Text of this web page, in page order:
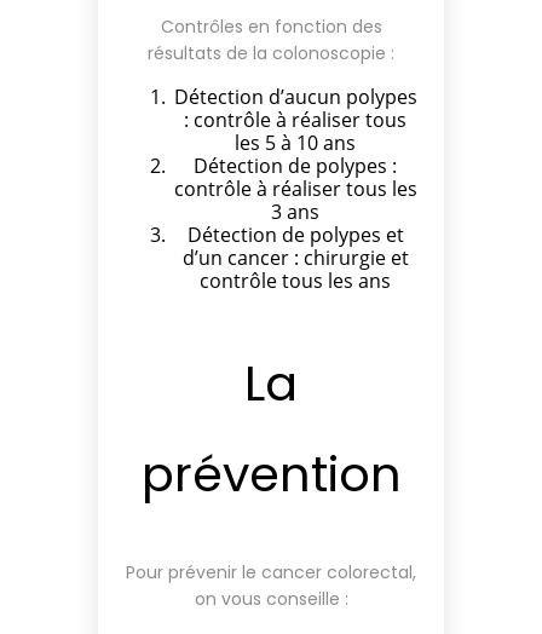
Contrôles en fonction des
résultats de la colonoscopie :
Détection d’aucun polypes
: contrôle à réaliser tous
les 5 à 10 ans
Détection de polypes :
contrôle à réaliser tous les
3 ans
Détection de polypes et
d’un cancer : chirurgie et
contrôle tous les ans
La
prévention
Pour prévenir le cancer colorectal,
on vous conseille :